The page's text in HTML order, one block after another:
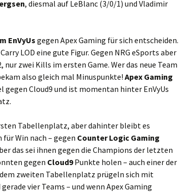
, diesmal auf LeBlanc (3/0/1) und Vladimir
EnVyUs gegen Apex Gaming für sich entscheiden.
LOD eine gute Figur. Gegen NRG eSports aber
nur zwei Kills im ersten Game. Wer das neue Team
also gleich mal Minuspunkte! Apex Gaming
gegen Cloud9 und ist momentan hinter EnVyUs
Tabellenplatz, aber dahinter bleibt es
für Win nach – gegen Counter Logic Gaming
das sei ihnen gegen die Champions der letzten
gegen Cloud9Punkte holen – auch einer der
zweiten Tabellenplatz prügeln sich mit
vier Teams – und wenn Apex Gaming